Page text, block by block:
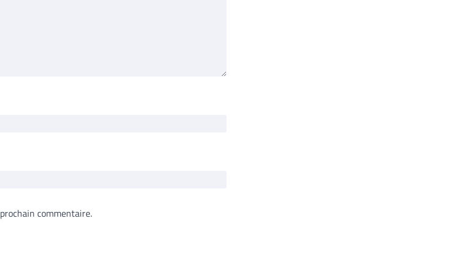
commentaire.